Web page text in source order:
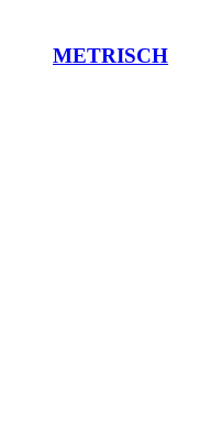
METRISCH